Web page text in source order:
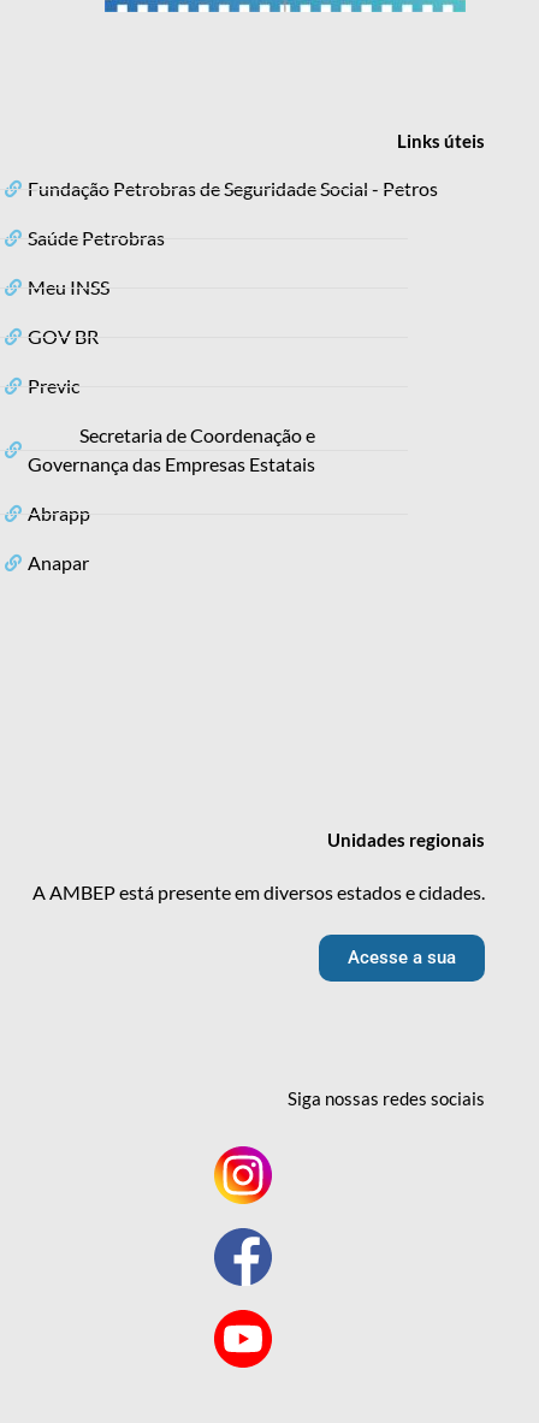
Linksúteis
Fundação Petrobras de Seguridade Social - Petros
Saúde Petrobras
Meu INSS
GOV BR
Previc
Secretaria de Coordenação e
Governança das Empresas Estatais
Abrapp
Anapar
Unidades regionais
A AMBEP está presente em diversos estados e cidades.
Acesse a sua
Siga nossas redessociais